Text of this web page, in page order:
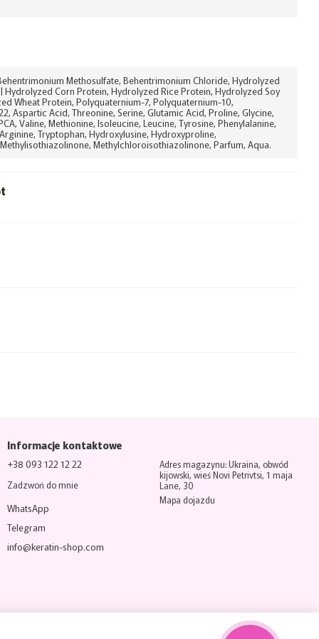
Methosulfate, Behentrimonium Chloride, Hydrolyzed
Hydrolyzed Corn Protein, Hydrolyzed Rice Protein, Hydrolyzed Soy
Wheat Protein, Polyquaternium-7, Polyquaternium-10,
Aspartic Acid, Threonine, Serine, Glutamic Acid, Proline, Glycine,
Valine, Methionine, Isoleucine, Leucine, Tyrosine, Phenylalanine,
Tryptophan, Hydroxylusine, Hydroxyproline,
Methylchloroisothiazolinone, Parfum, Aqua.
Informacje kontaktowe
+38 093 122 12 22
Zadzwoń do mnie
WhatsApp
Telegram
info@keratin-shop.com
Adres magazynu: Ukraina, obwód
kijowski, wieś Novi Petrivtsi, 1 maja
Lane, 30
Mapa dojazdu